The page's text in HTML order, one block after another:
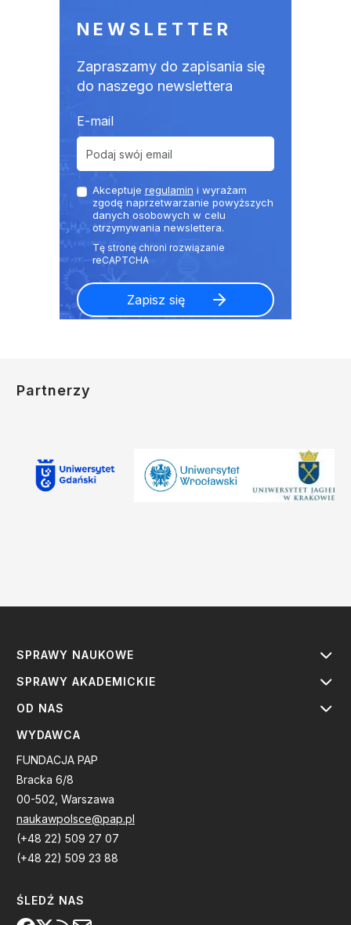
NEWSLETTER
Zapraszamy do zapisania się
do naszego newslettera
E-mail
Akceptuje regulamin i wyrażam
zgodę naprzetwarzanie powyższych
danych osobowych w celu
otrzymywania newslettera.
Partnerzy
SPRAWY NAUKOWE
SPRAWY AKADEMICKIE
OD NAS
WYDAWCA
FUNDACJA PAP
Bracka 6/8
00-502, Warszawa
naukawpolsce@pap.pl
(+48 22) 509 27 07
(+48 22) 509 23 88
ŚLEDŹ NAS